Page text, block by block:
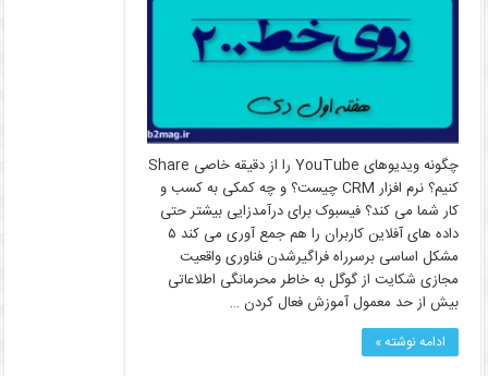
چگونه ویدیوهای YouTube را از دقیقه خاصی Share
کنیم؟ نرم افزار CRM چیست؟ و چه کمکی به کسب و
کار شما می کند؟ فیسبوک برای درآمدزایی بیشتر حتی
داده های آفلاین کاربران را هم جمع آوری می کند ۵
مشکل اساسی برسرراه فراگیرشدن فناوری واقعیت
مجازی شکایت از گوگل به خاطر محرمانگی اطلاعاتی
بیش از حد معمول آموزش فعال کردن …
ادامه نوشته »